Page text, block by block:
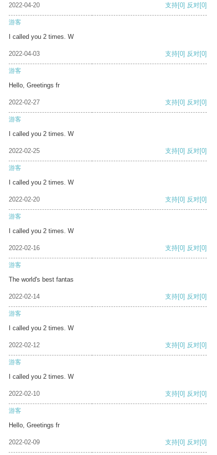
2022-04-20 支持[0] 反对[0]
游客
I called you 2 times. W
2022-04-03 支持[0] 反对[0]
游客
Hello, Greetings fr
2022-02-27 支持[0] 反对[0]
游客
I called you 2 times. W
2022-02-25 支持[0] 反对[0]
游客
I called you 2 times. W
2022-02-20 支持[0] 反对[0]
游客
I called you 2 times. W
2022-02-16 支持[0] 反对[0]
游客
The world's best fantas
2022-02-14 支持[0] 反对[0]
游客
I called you 2 times. W
2022-02-12 支持[0] 反对[0]
游客
I called you 2 times. W
2022-02-10 支持[0] 反对[0]
游客
Hello, Greetings fr
2022-02-09 支持[0] 反对[0]